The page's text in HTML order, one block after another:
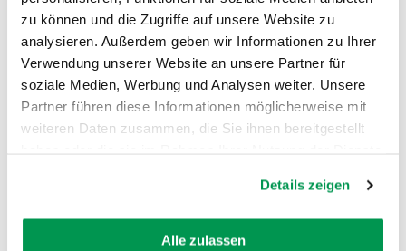
zu können und die Zugriffe auf unsere Website zu
analysieren. Außerdem geben wir Informationen zu Ihrer
Verwendung unserer Website an unsere Partner für
soziale Medien, Werbung und Analysen weiter. Unsere
Partner führen diese Informationen möglicherweise mit
weiteren Daten zusammen, die Sie ihnen bereitgestellt
Details zeigen
Alle zulassen
1988-90 fand die jüngste
Innenrestaurierung statt, bei der auch
der heutige Volksaltar eingefügt wurde.